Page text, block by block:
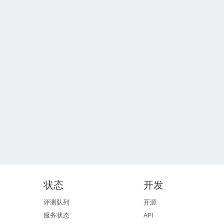
状态
评测队列
服务状态
开发
开源
API